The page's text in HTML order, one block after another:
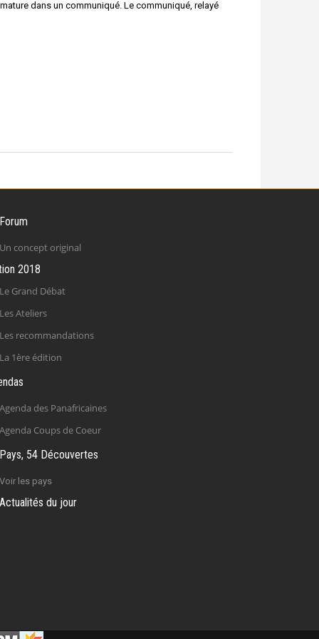
dans un communiqué. Le communiqué, relayé
Un concept original
2018
Le Grand Débat
Les Ateliers
Les recommandations
La 1ère édition
Agenda des Panafricaines
Agenda Coups de Coeur
54 Découvertes
Voir les pays
Actualités du jour